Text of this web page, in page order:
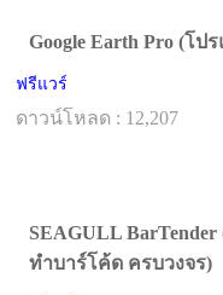
Google Earth Pro (โ
ฟรีแวร์
ดาวน์โหลด : 12,207
SEAGULL
ทำบาร์โค้ด ครบวงจร)